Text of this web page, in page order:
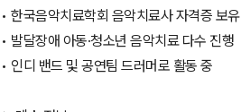
• 한국음악치료학회 음악치료사 자격증 보유
• 발달장애 아동·청소년 음악치료 다수 진행
• 인디 밴드 및 공연팀 드러머로 활동 중